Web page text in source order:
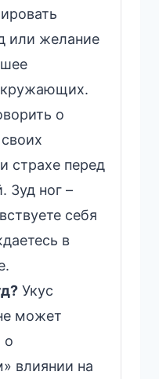
или желание
о
страхе перед
Зуд ног –
себя
в
Укус
может
о
влиянии на